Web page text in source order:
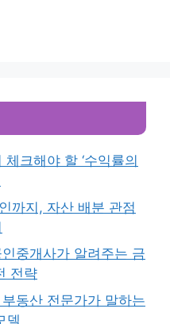
크해야 할 ‘수익률의
까지, 자산 배분 관점
중개사가 알려주는 금
전략
동산 전문가가 말하는
델